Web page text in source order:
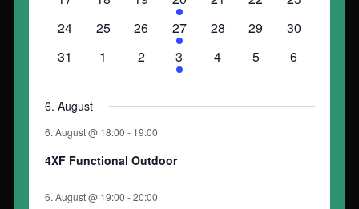
Veranstaltungen
Veranstaltungen
Veranstaltungen
0
24
0
Veranstaltungen
25
0
Veranstaltungen
26
2
Veranstaltungen
27
0
28
0
29
0
30
0
31
0
Veranstaltungen
1
0
Veranstaltungen
2
2
Veranstaltungen
3
0
4
0
5
0
6
6. August
6. August @ 18:00 - 19:00
4XF Functional Outdoor
6. August @ 19:00 -20:00